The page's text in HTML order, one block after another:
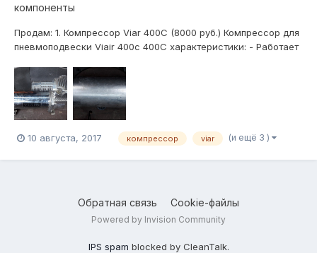
компоненты
Продам: 1. Компрессор Viar 400C (8000 руб.) Компрессор для
пневмоподвески Viair 400c 400C характеристики: - Работает
PTFE - Клапаны из нержавеющей стали - Стойкий к
воздействию пыли и влаги - Мотор с прямым приводом...
10 августа, 2017 компрессор viar (и ещё 3 )
Обратная связь Cookie-файлы
Powered by Invision Community
IPS spam blocked by CleanTalk.